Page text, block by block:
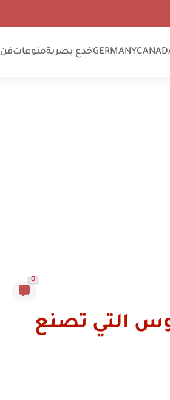
GERMANYخدع بصريةمنوعاتفن
0
التي تصنع